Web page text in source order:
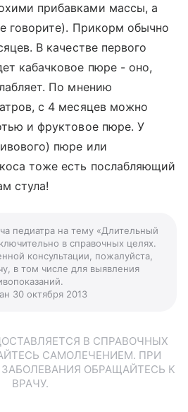
прибавками массы, а
говорите). Прикорм обычно
В качестве первого
кабачковое пюре - оно,
По мнению
с 4 месяцев можно
и фруктовое пюре. У
пюре или
тоже есть послабляющий
стула!
педиатра на тему «Длительный
в справочных целях.
консультации, пожалуйста,
в том числе для выявления
30 октября 2013
В СПРАВОЧНЫХ
САМОЛЕЧЕНИЕМ. ПРИ
ОБРАЩАЙТЕСЬ К
ВРАЧУ.